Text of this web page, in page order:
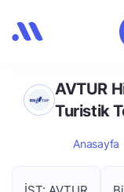
AVTUR
Turistik
Anasayfa